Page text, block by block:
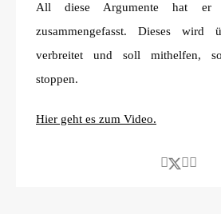
All diese Argumente hat er
zusammengefasst. Dieses wird
verbreitet und soll mithelfen,
stoppen.
Hier geht es zum Video.